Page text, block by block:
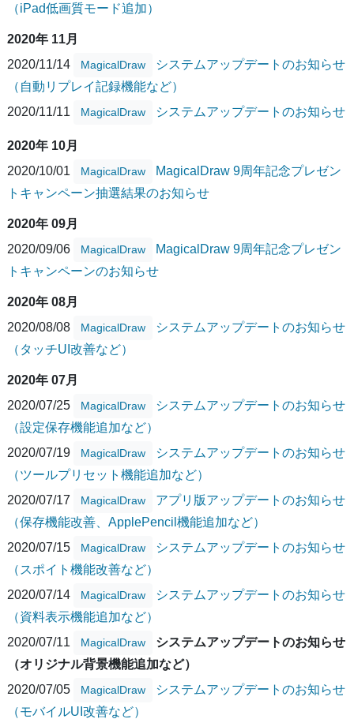
（iPad低画質モード追加）
2020年 11月
2020/11/14
MagicalDraw
システムアップデートのお知らせ
（自動リプレイ記録機能など）
2020/11/11
MagicalDraw システムアップデートのお知らせ
2020年 10月
2020/10/01
MagicalDraw
MagicalDraw 9周年記念プレゼン
トキャンペーン抽選結果のお知らせ
2020年 09月
2020/09/06
MagicalDraw
MagicalDraw 9周年記念プレゼン
トキャンペーンのお知らせ
2020年 08月
2020/08/08
MagicalDraw
システムアップデートのお知らせ
（タッチUI改善など）
2020年 07月
2020/07/25
MagicalDraw
システムアップデートのお知らせ
（設定保存機能追加など）
2020/07/19
MagicalDraw
システムアップデートのお知らせ
（ツールプリセット機能追加など）
2020/07/17
MagicalDraw
アプリ版アップデートのお知らせ
（保存機能改善、ApplePencil機能追加など）
2020/07/15
MagicalDraw
システムアップデートのお知らせ
（スポイト機能改善など）
2020/07/14
MagicalDraw
システムアップデートのお知らせ
（資料表示機能追加など）
2020/07/11
MagicalDraw
システムアップデートのお知らせ
（オリジナル背景機能追加など）
2020/07/05
MagicalDraw
システムアップデートのお知らせ
（モバイルUI改善など）